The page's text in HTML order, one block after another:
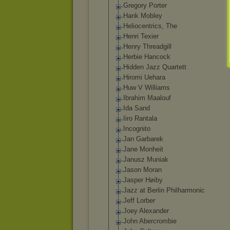
Gregory Porter
Hank Mobley
Heliocentrics, The
Henri Texier
Henry Threadgill
Herbie Hancock
Hidden Jazz Quartett
Hiromi Uehara
Huw V Williams
Ibrahim Maalouf
Ida Sand
Iiro Rantala
Incognito
Jan Garbarek
Jane Monheit
Janusz Muniak
Jason Moran
Jasper Høiby
Jazz at Berlin Philharmonic
Jeff Lorber
Joey Alexander
John Abercrombie